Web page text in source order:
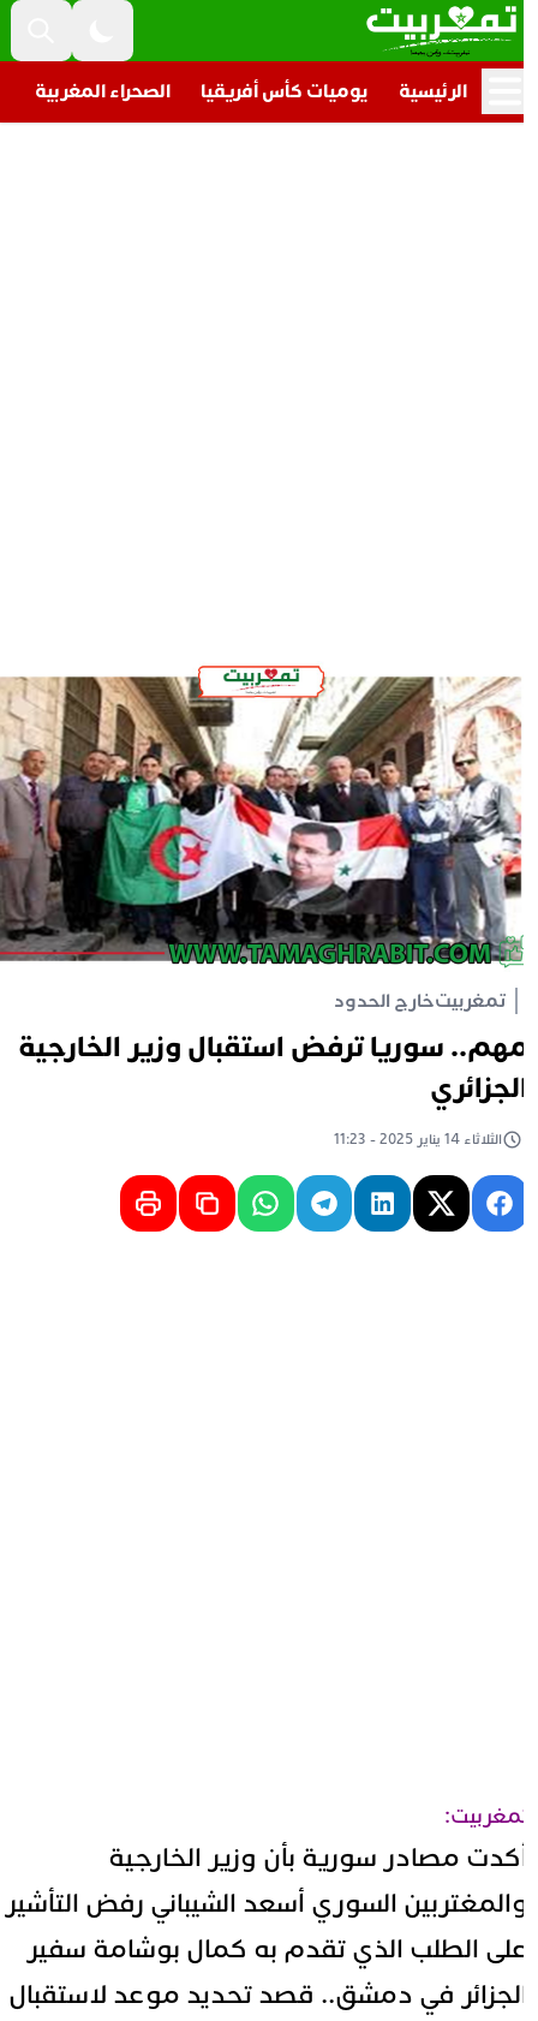
الرئيسية يوميات كأس أفريقيا الصحراء المغربية
تمغربيتخارج الحدود
سوريا ترفض استقبال وزير الخارجية
الثلاثاء 14 يناير 2025 - 11:23
مصادر سورية بأن وزير الخارجية
السوري أسعد الشيباني رفض التأشير
الطلب الذي تقدم به كمال بوشامة سفير
في دمشق.. قصد تحديد موعد لاستقبال